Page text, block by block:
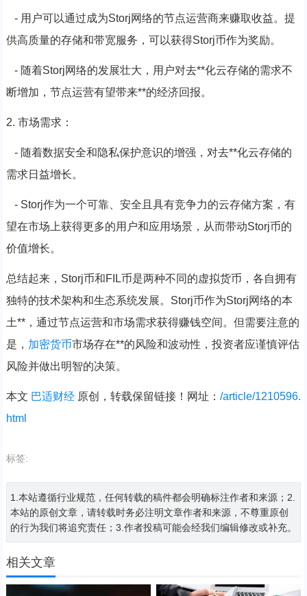
- 用户可以通过成为Storj网络的节点运营商来赚取收益。提
供高质量的存储和带宽服务，可以获得Storj币作为奖励。
- 随着Storj网络的发展壮大，用户对去**化云存储的需求不
断增加，节点运营有望带来**的经济回报。
2. 市场需求：
- 随着数据安全和隐私保护意识的增强，对去**化云存储的
需求日益增长。
- Storj作为一个可靠、安全且具有竞争力的云存储方案，有
望在市场上获得更多的用户和应用场景，从而带动Storj币的
价值增长。
总结起来，Storj币和FIL币是两种不同的虚拟货币，各自拥有
独特的技术架构和生态系统发展。Storj币作为Storj网络的本
土**，通过节点运营和市场需求获得赚钱空间。但需要注意的
是， 加密货币市场存在**的风险和波动性，投资者应谨慎评估
风险并做出明智的决策。
本文 巴适财经原创，转载保留链接！网址： /article/1210596.
html
标签:
1.本站遵循行业规范，任何转载的稿件都会明确标注作者和来源；2.
本站的原创文章，请转载时务必注明文章作者和来源，不尊重原创
的行为我们将追究责任；3.作者投稿可能会经我们编辑修改或补充。
相关文章